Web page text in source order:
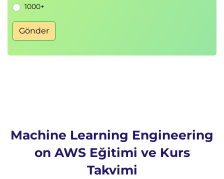
Hatalı verilerin düzeltilmesi
Feature Engineering
Özellik oluşturma teknikleri
Amazon EMR
SageMaker Processing
Modelleme Yaklaşımı Seçimi
1000+
Gönder
Machine Learning Engineering
on AWS Eğitimi ve Kurs
Takvimi